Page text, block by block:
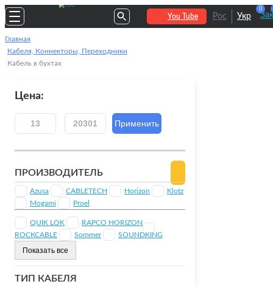
You Tube Рос Укр
0
Главная
Кабеля, Коннекторы, Переходники
Кабель в бухтах
Цена:
ПРОИЗВОДИТЕЛЬ
Azusa CABLETECH Horizon
Klotz
Mogami
Proel
QUIK LOK
RAPCO HORIZON
ROCKCABLE
Sommer SOUNDKING
Показать все
ТИП КАБЕЛЯ